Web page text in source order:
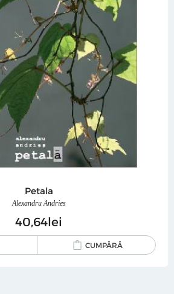
Petala
Alexandru Andries
40 64lei
CUMPĂRĂ